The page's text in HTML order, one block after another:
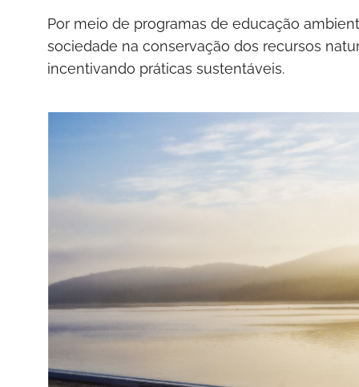
Por meio de programas de educação
sociedade na conservação dos recursos
incentivando práticas sustentáveis.